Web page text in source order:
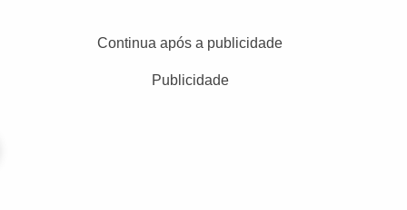
Continua após a publicidade
Publicidade